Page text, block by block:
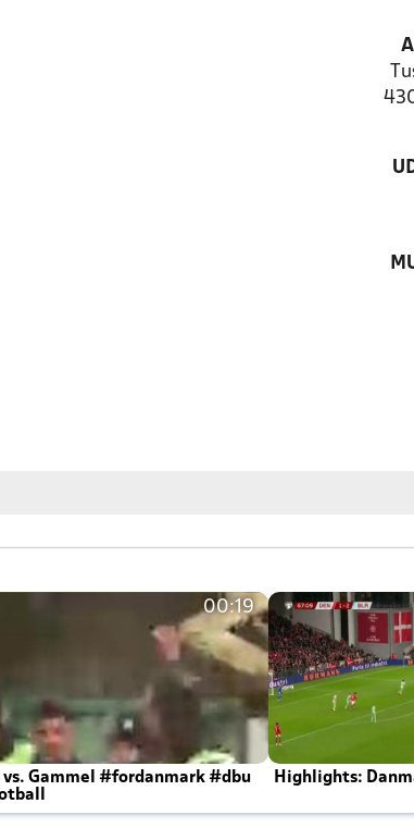
00:19
vs. Gammel #fordanmark #dbu
Highlights: